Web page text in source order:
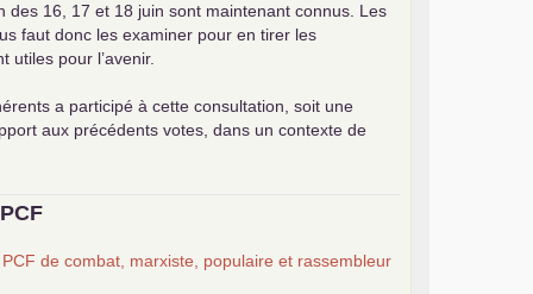
des 16, 17 et 18 juin sont maintenant connus. Les
faut donc les examiner pour en tirer les
utiles pour l’avenir.
a participé à cette consultation, soit une
aux précédents votes, dans un contexte de
PCF
PCF de combat, marxiste, populaire et rassembleur